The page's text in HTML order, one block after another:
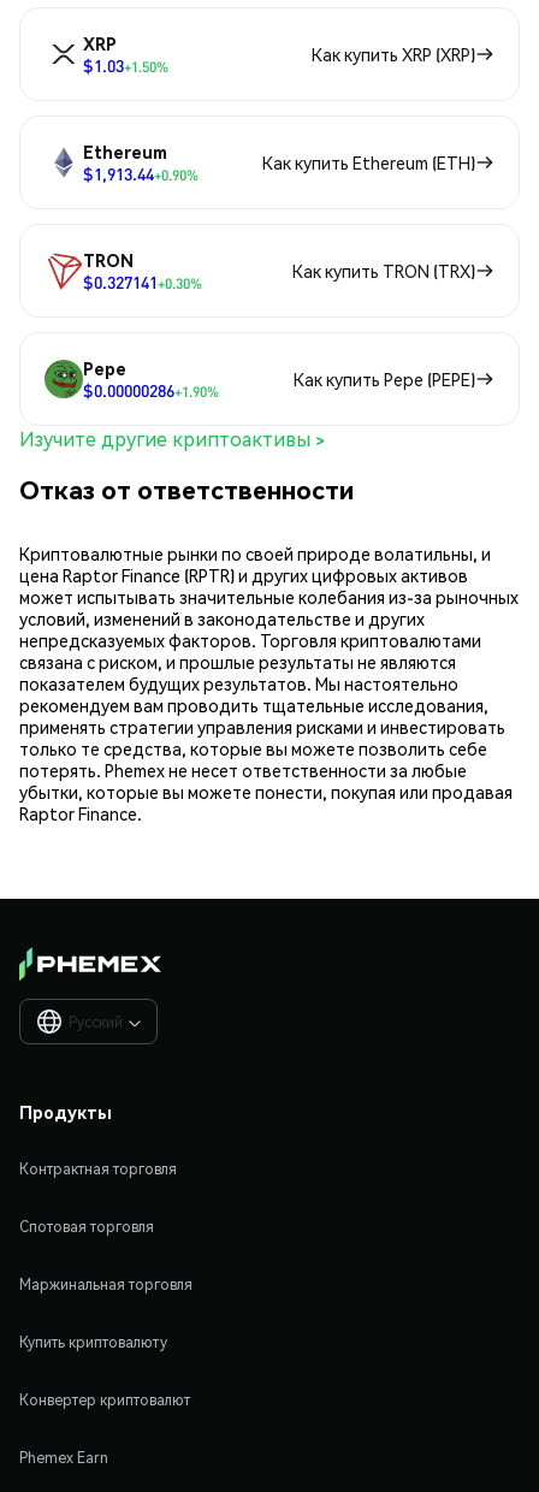
XRP
$1.03+1.50%
Как купить XRP (XRP)
Ethereum
$1,913.44+0.90%
Как купить Ethereum (ETH)
TRON
$0.327141+0.30%
Как купить TRON (TRX)
Pepe
$0.00000286+1.90%
Как купить Pepe (PEPE)
Изучите другие криптоактивы >
Отказ от ответственности
Криптовалютные рынки по своей природе волатильны, и
цена Raptor Finance (RPTR) и других цифровых активов
может испытывать значительные колебания из-за рыночных
условий, изменений в законодательстве и других
непредсказуемых факторов. Торговля криптовалютами
связана с риском, и прошлые результаты не являются
показателем будущих результатов. Мы настоятельно
рекомендуем вам проводить тщательные исследования,
применять стратегии управления рисками и инвестировать
только те средства, которые вы можете позволить себе
потерять. Phemex не несет ответственности за любые
убытки, которые вы можете понести, покупая или продавая
Raptor Finance.
Русский 
Продукты
Контрактная торговля
Спотовая торговля
Маржинальная торговля
Купить криптовалюту
Конвертер криптовалют
Phemex Earn